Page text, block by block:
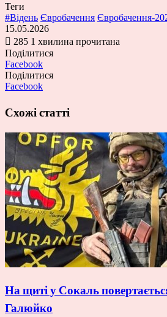
Теги
#Відень Євробачення Євробачення-
15.05.2026
285 1 хвилина прочитана
Поділитися
Facebook
Поділитися
Facebook
Схожі статті
На щиті у Сокаль
Галюйко